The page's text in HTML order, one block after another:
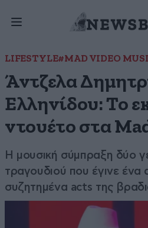
LIFESTYLE#MAD VIDEO
Άντζελα
Ελληνίδου: Το
ντουέτο στα
Η μουσική σύμπραξη δύο
τραγουδιού που έγινε ένα
συζητημένα acts της